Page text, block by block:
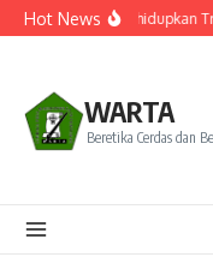
Lewati ke konten
Hot NewsMenghidupkan
WARTA
Beretika Cerdas dan